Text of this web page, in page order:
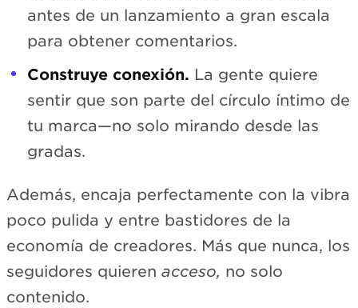
antes de un lanzamiento a gran escala
para obtener comentarios.
Construye conexión. La gente quiere
sentir que son parte del círculo íntimo de
tu marca—no solo mirando desde las
gradas.
Además, encaja perfectamente con la vibra
poco pulida y entre bastidores de la
economía de creadores. Más que nunca, los
seguidores quieren acceso, no solo
contenido.